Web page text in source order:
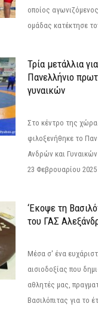
οποίος
ομάδας κατέκτησε
Τρία μετάλλια
Πανελλήνιο
γυναικών
Στο κέντρο της
φιλοξενήθηκε το
Ανδρών και
23 Φεβρουαρίου
‘Εκοψε τη
του ΓΑΣ
Μέσα σ' ένα
αισιοδοξίας που
αθλητές μας,
Βασιλόπιτας για το